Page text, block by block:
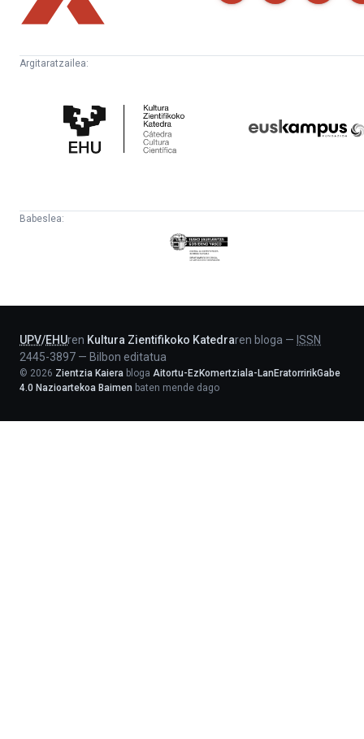
Argitaratzailea:
Zientifikoko
Katedra
Babeslea:
Eusko
Jaurlaritza
UPV/EHUren Kultura Zientifikoko Katedraren bloga — ISSN
2445-3897 — Bilbon editatua
© 2026 Zientzia Kaiera bloga Aitortu-EzKomertziala-LanEratorririkGabe
4.0 Nazioartekoa Baimen baten mende dago